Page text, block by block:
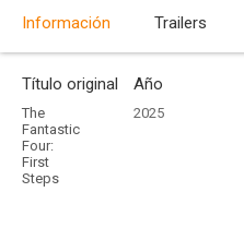
Información Trailers
Título original
The
Fantastic
Four:
First
Steps
Año
2025